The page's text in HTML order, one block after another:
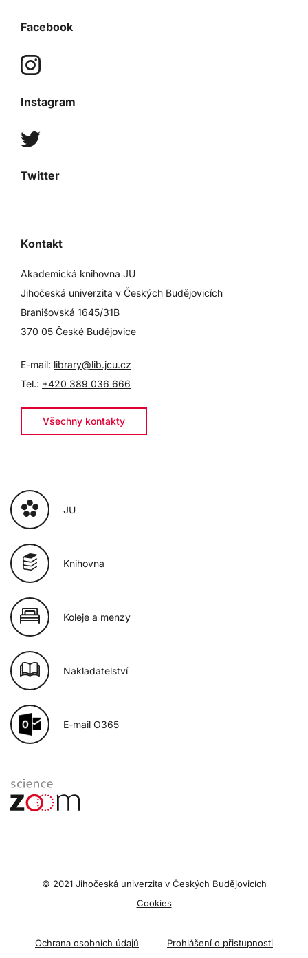
Facebook
Instagram
Twitter
Kontakt
Akademická knihovna JU
Jihočeská univerzita v Českých Budějovicích
Branišovská 1645/31B
370 05 České Budějovice
E-mail: library@lib.jcu.cz
Tel.: +420 389 036 666
Všechny kontakty
JU
Knihovna
Koleje a menzy
Nakladatelství
E-mail O365
© 2021 Jihočeská univerzita v Českých Budějovicích
Cookies
Ochrana osobních údajů Prohlášení o přistupnosti